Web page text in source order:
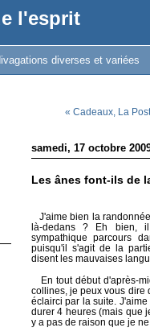
l'esprit
diverses et variées
« Cadeaux, La
samedi, 17 octobre
Les ânes font-ils de
J'aime bien la
là-dedans ? Eh bien,
sympathique parcours
puisqu'il s'agit de la
disent les mauvaises
En tout début d'après-
collines, je peux vous dire
éclairci par la suite.
durer 4 heures (mais que
y a pas de raison que je